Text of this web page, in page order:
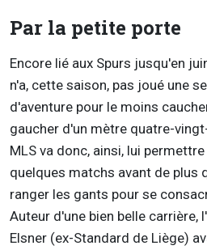
Par la petite porte
Encore lié aux Spurs jusqu'en
n'a, cette saison, pas joué une
d'aventure pour le moins
gaucher d'un mètre quatre-
MLS va donc, ainsi, lui
quelques matchs avant de plus
ranger les gants pour se
Auteur d'une bien belle carrière,
Elsner (ex-Standard de Liège)